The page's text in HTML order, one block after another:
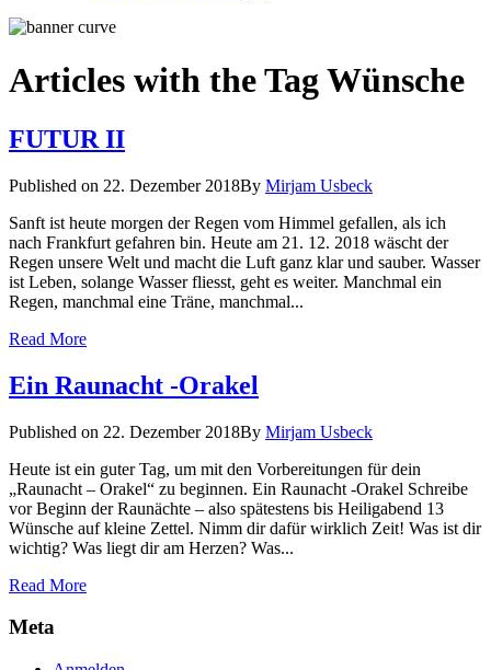
Articles with the TagWünsche
FUTUR II
Published on 22. Dezember 2018By Mirjam Usbeck
Sanft ist heute morgen der Regen vom Himmel gefallen, als ich
nach Frankfurt gefahren bin. Heute am 21. 12. 2018 wäscht der
Regen unsere Welt und macht die Luft ganz klar und sauber. Wasser
ist Leben, solange Wasser fliesst, geht es weiter. Manchmal ein
Regen, manchmal eine Träne, manchmal...
Read More
Ein Raunacht -Orakel
Published on 22. Dezember 2018By Mirjam Usbeck
Heute ist ein guter Tag, um mit den Vorbereitungen für dein
„Raunacht – Orakel“ zu beginnen. Ein Raunacht -Orakel Schreibe
vor Beginn der Raunächte – also spätestens bis Heiligabend 13
Wünsche auf kleine Zettel. Nimm dir dafür wirklich Zeit! Was ist dir
wichtig? Was liegt dir am Herzen? Was...
Read More
Meta